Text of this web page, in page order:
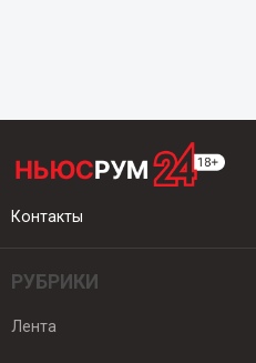
Контакты
РУБРИКИ
Лента